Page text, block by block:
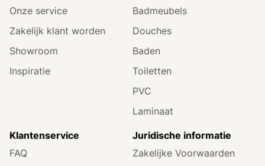
Onze service
Zakelijk klant worden
Showroom
Inspiratie
Badmeubels
Douches
Baden
Toiletten
PVC
Laminaat
Klantenservice
FAQ
Juridische informatie
Zakelijke Voorwaarden